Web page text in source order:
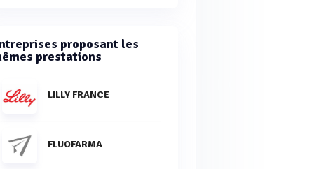
proposant les
prestations
LILLY FRANCE
FLUOFARMA